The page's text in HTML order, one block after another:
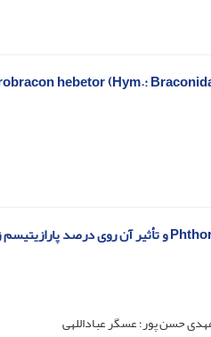
حسن پور؛ عسگر عباداللهی